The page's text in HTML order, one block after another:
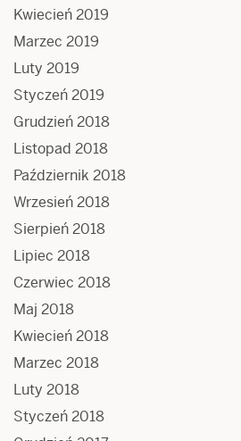
Kwiecień 2019
Marzec 2019
Luty 2019
Styczeń 2019
Grudzień 2018
Listopad 2018
Październik 2018
Wrzesień 2018
Sierpień 2018
Lipiec 2018
Czerwiec 2018
Maj 2018
Kwiecień 2018
Marzec 2018
Luty 2018
Styczeń 2018